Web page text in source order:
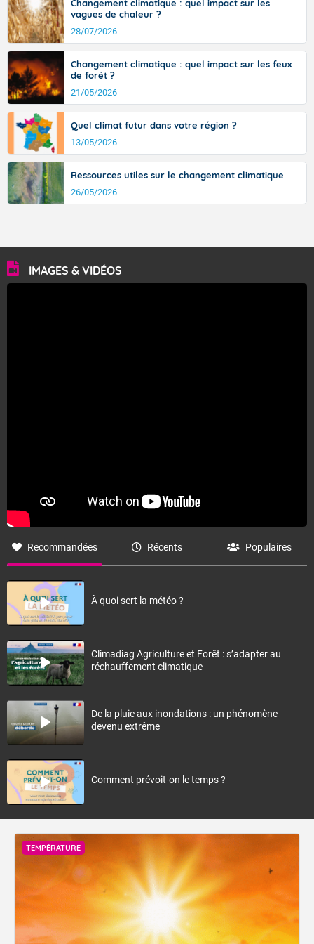
sont comprises entre 30 et 36 dans l'intérieur du pays,
avec des pointes jusqu'à 37 à 38 degrés dans l'arrière-
pays varois et en vallée de la Garonne.
Changement climatique : quel impact sur les
vagues de chaleur ?
28/07/2026
Changement climatique : quel impact sur les feux
de forêt ?
21/05/2026
Quel climat futur dans votre région ?
13/05/2026
Ressources utiles sur le changement climatique
26/05/2026
IMAGES & VIDÉOS
Recommandées Récents Populaires
À quoi sert la météo ?
Climadiag Agriculture et Forêt : s’adapter au
réchauffement climatique
De la pluie aux inondations : un phénomène
devenu extrême
Comment prévoit-on le temps ?
TEMPÉRATURE